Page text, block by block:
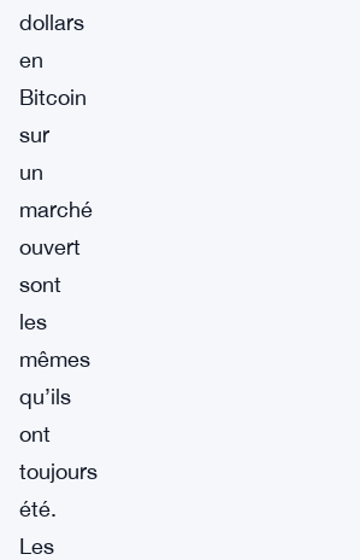
dollars
en
Bitcoin
sur
un
marché
ouvert
sont
les
mêmes
qu’ils
ont
toujours
été.
Les